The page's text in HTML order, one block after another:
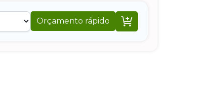
Orçamento rápido 